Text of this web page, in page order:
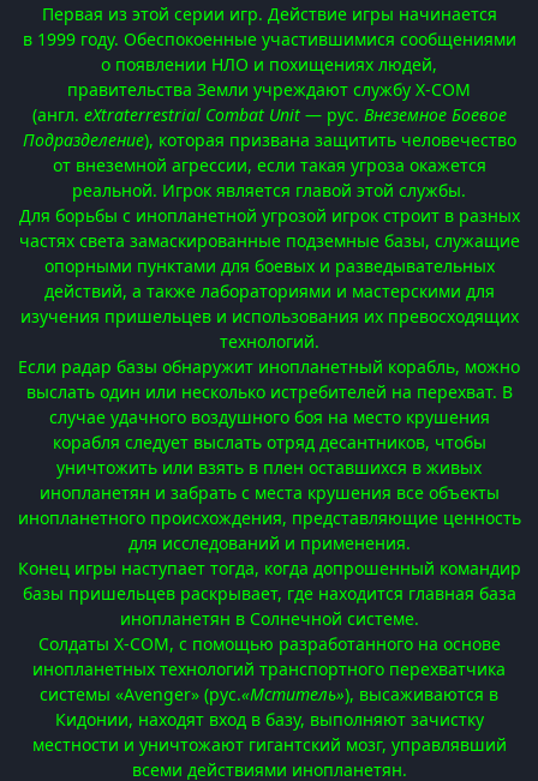
Первая из этой серии игр. Действие игры начинается
в 1999 году. Обеспокоенные участившимися сообщениями
о появлении НЛО и похищениях людей,
правительства Земли учреждают службу X-COM
(англ. eXtraterrestrial Combat Unit— рус. Внеземное Боевое
Подразделение), которая призвана защитить человечество
от внеземной агрессии, если такая угроза окажется
реальной. Игрок является главой этой службы.
Для борьбы с инопланетной угрозой игрок строит в разных
частях света замаскированные подземные базы, служащие
опорными пунктами для боевых и разведывательных
действий, а также лабораториями и мастерскими для
изучения пришельцев и использования их превосходящих
технологий.
Если радар базы обнаружит инопланетный корабль, можно
выслать один или несколько истребителей на перехват. В
случае удачного воздушного боя на место крушения
корабля следует выслать отряд десантников, чтобы
уничтожить или взять в плен оставшихся в живых
инопланетян и забрать с места крушения все объекты
инопланетного происхождения, представляющие ценность
для исследований и применения.
Конец игры наступает тогда, когда допрошенный командир
базы пришельцев раскрывает, где находится главная база
инопланетян в Солнечной системе.
Солдаты X-COM, с помощью разработанного на основе
инопланетных технологий транспортного перехватчика
системы «Avenger» (рус.«Мститель»), высаживаются в
Кидонии, находят вход в базу, выполняют зачистку
местности и уничтожают гигантский мозг, управлявший
всеми действиями инопланетян.